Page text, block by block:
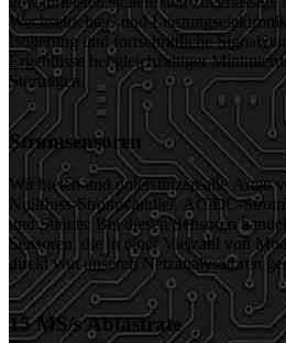
Wechselrichter- und
Isolierung und fortschrittliche
Ergebnisse bei gleichzeitiger
Störungen.
Stromsensoren
Wir bieten und unterstützen alle Arten
Nullfluss-Stromwandler, AC/DC-
und Shunts. Bei diesen Sensoren
Sensoren, die in einer Vielzahl von
direkt von unseren Netzanalysatoren
15 MS/s Abtastrate